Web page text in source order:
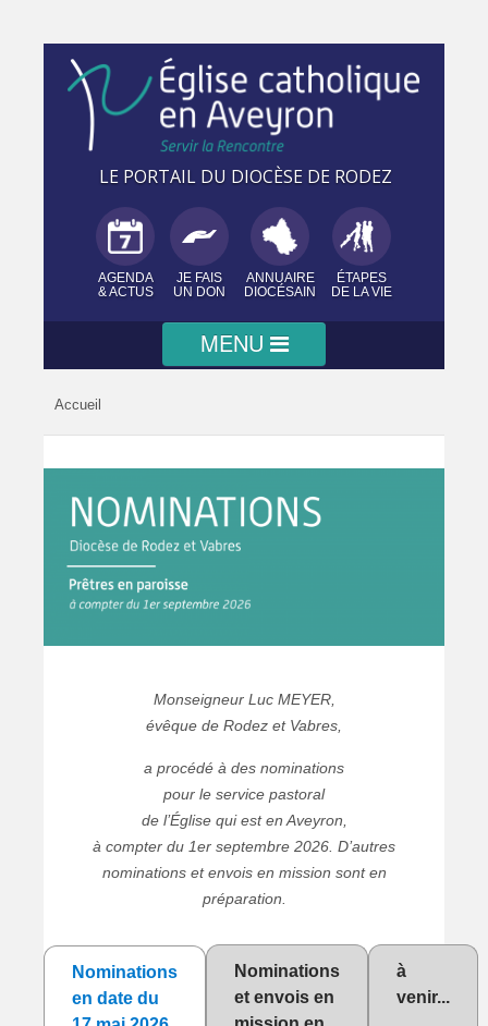
LE PORTAIL DU DIOCÈSE DE RODEZ
AGENDA
& ACTUS
JE FAIS
UN DON
ANNUAIRE
DIOCÉSAIN
ÉTAPES
DE LA VIE
Agenda de l'évêque
Historique
ORGANISATION
Curie et conseils
RECRUTEMENTS
MAISON DIOCÉSAINE SAINT-PIERRE
Paroisses
Prier et célébrer
LES SACREMENTS
Le baptême
Le mariage
Le pardon
L'eucharistie
L'ordination
PASTORALE LITURGIQUE ET SACRAMENTELLE
Fleurir en liturgie
Catéchèse
Service diocésain de la pastorale de la santé
Pastorale des migrants
Service diocésain de la pastorale des
adolescents
Service diocésain de la pastorale des Jeunes
Pèlerinages diocésains
Service diocésain des vocations
Service diocésain de la pastorale familiale
Mouvements & associations
Vous
êtes
ici
Accueil
Monseigneur Luc MEYER,
évêque de Rodez et Vabres,
a procédé à des nominations
pour le service pastoral
de l’Église qui est en Aveyron,
à compter du 1er septembre 2026. D’autres
nominations et envois en mission sont en
préparation.
Nominations
en date du
Nominations
et envois en
à
venir...